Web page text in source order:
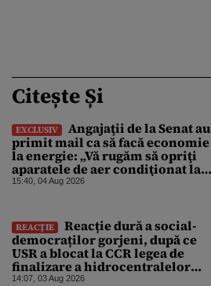
Citește Și
EXCLUSIV
Angajaţii de la Senat au
primit mail ca să facă economie
la energie: „Vă rugăm să opriţi
aparatele de aer condiţionat la
sfârşitul programului”
15:40, 04 Aug 2026
REACȚIE
Reacție dură a social-
democraților gorjeni, după ce
USR a blocat la CCR legea de
finalizare a hidrocentralelor
abandonate. „Nu ne-ar surprinde
14:07, 03 Aug 2026